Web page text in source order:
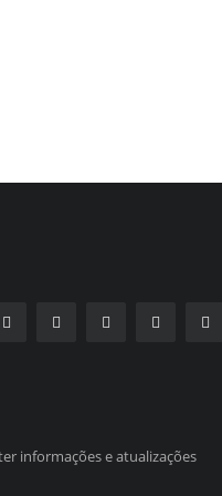
informações e atualizações